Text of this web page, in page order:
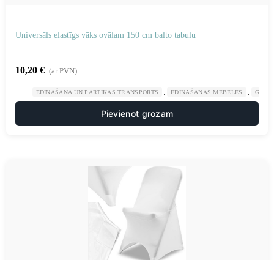
Universāls elastīgs vāks ovālam 150 cm balto tabulu
10,20 € (ar PVN)
ĒDINĀŠANA UN PĀRTIKAS TRANSPORTS ĒDINĀŠANAS MĒBELES
Pievienot grozam